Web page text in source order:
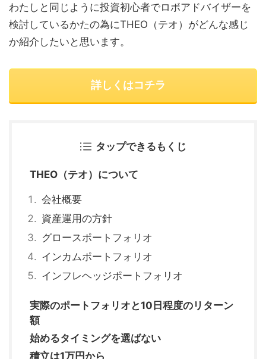
わたしと同じように投資初心者でロボアドバイザーを
検討しているかたの為にTHEO（テオ）がどんな感じ
か紹介したいと思います。
詳しくはコチラ
タップできるもくじ
THEO（テオ）について
会社概要
資産運用の方針
グロースポートフォリオ
インカムポートフォリオ
インフレヘッジポートフォリオ
実際のポートフォリオと10日程度のリターン
額
始めるタイミングを選ばない
積立は1万円から